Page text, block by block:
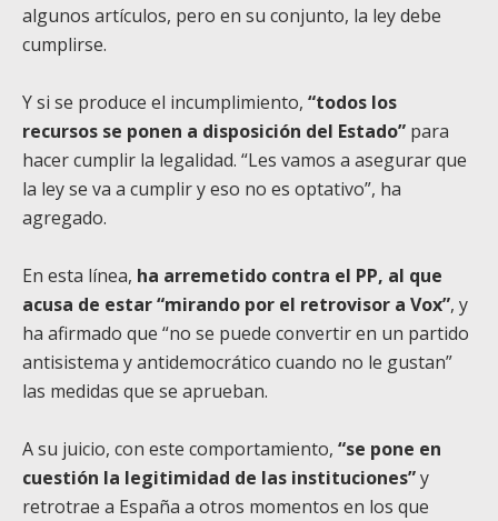
algunos artículos, pero en su conjunto, la ley debe
cumplirse.
Y si se produce el incumplimiento, “todos los
recursos se ponen a disposición del Estado” para
hacer cumplir la legalidad. “Les vamos a asegurar que
la ley se va a cumplir y eso no es optativo”, ha
agregado.
En esta línea, ha arremetido contra el PP, al que
acusa de estar “mirando por el retrovisor a Vox”, y
ha afirmado que “no se puede convertir en un partido
antisistema y antidemocrático cuando no le gustan”
las medidas que se aprueban.
A su juicio, con este comportamiento, “se pone en
cuestión la legitimidad de las instituciones”y
retrotrae a España a otros momentos en los que